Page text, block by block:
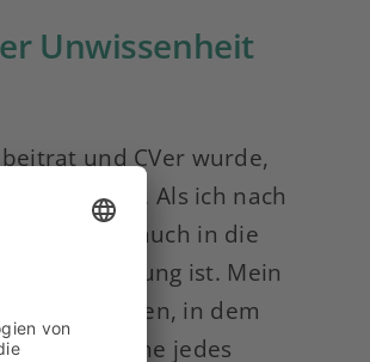
Unwissenheit
und CVer wurde,
trennen ist. Als ich nach
möglichst auch in die
Verbindung ist. Mein
zu zeigen, in dem
auch ohne jedes